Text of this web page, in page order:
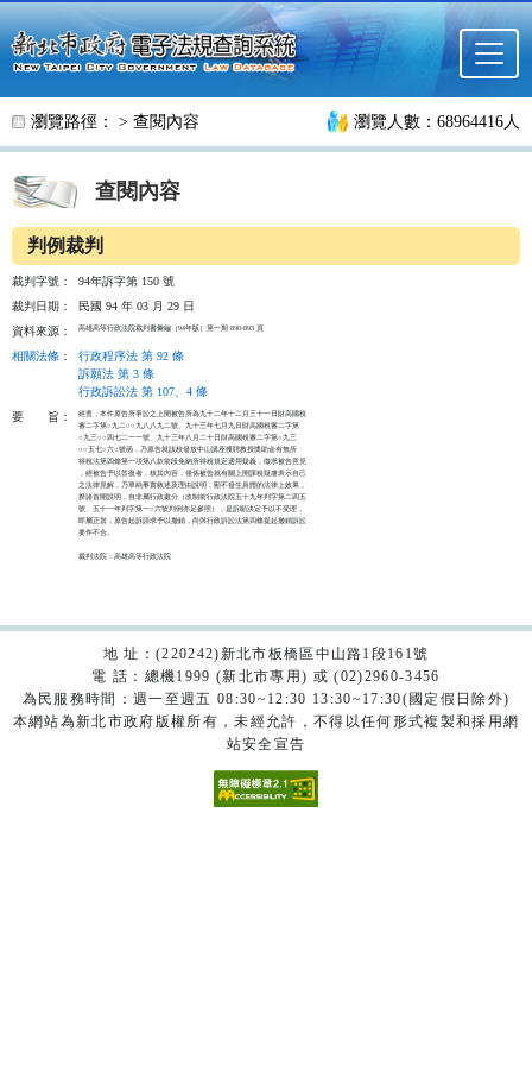
跳至主要內容
瀏覽路徑： > 查閱內容 瀏覽人數：68964416人
查閱內容
判例裁判
裁判字號：
94年訴字第 150 號
裁判日期：
民國 94 年 03 月 29 日
資料來源：
高雄高等行政法院裁判書彙編（94年版）第一期 890-893 頁
相關法條 ：
行政程序法 第 92 條
訴願法 第 3 條
行政訴訟法 第 107、4 條
要
旨：
經查，本件原告所爭訟之上開被告所為九十二年十二月三十一日財高國稅
審二字第○九二○○九八八九二號、九十三年七月九日財高國稅審二字第
○九三○○四七二一一號、九十三年八月二十日財高國稅審二字第○九三
○○五七○六○號函，乃原告就該校發放中山講座獲聘教授獎助金有無所
得稅法第四條第一項第八款前段免納所得稅規定適用疑義，徵求被告意見
，經被告予以答復者，核其內容，僅係被告就有關上開課稅疑慮表示自己
之法律見解，乃單純事實敘述及理由說明，顯不發生具體的法律上效果，
揆諸首開說明，自非屬行政處分（改制前行政法院五十九年判字第二四五
號、五十一年判字第一○六號判例亦足參照），是訴願決定予以不受理，
即屬正當，原告起訴請求予以撤銷，尚與行政訴訟法第四條提起撤銷訴訟
要件不合。
裁判法院：高雄高等行政法院
地 址：(220242)新北市板橋區中山路1段161號
電 話：總機1999 (新北市專用) 或 (02)2960-3456
為民服務時間：週一至週五 08:30~12:30 13:30~17:30(國定假日除外)
本網站為新北市政府版權所有，未經允許，不得以任何形式複製和採用網
站安全宣告